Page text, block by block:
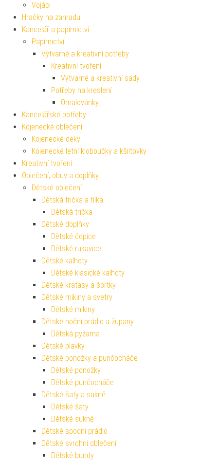
Vojáci
Hračky na zahradu
Kancelář a papírnictví
Papírnictví
Výtvarné a kreativní potřeby
Kreativní tvoření
Výtvarné a kreativní sady
Potřeby na kreslení
Omalovánky
Kancelářské potřeby
Kojenecké oblečení
Kojenecké deky
Kojenecké letní kloboučky a kšiltovky
Kreativní tvoření
Oblečení, obuv a doplňky
Dětské oblečení
Dětská trička a tílka
Dětská trička
Dětské doplňky
Dětské čepice
Dětské rukavice
Dětské kalhoty
Dětské klasické kalhoty
Dětské kraťasy a šortky
Dětské mikiny a svetry
Dětské mikiny
Dětské noční prádlo a župany
Dětská pyžama
Dětské plavky
Dětské ponožky a punčocháče
Dětské ponožky
Dětské punčocháče
Dětské šaty a sukně
Dětské šaty
Dětské sukně
Dětské spodní prádlo
Dětské svrchní oblečení
Dětské bundy